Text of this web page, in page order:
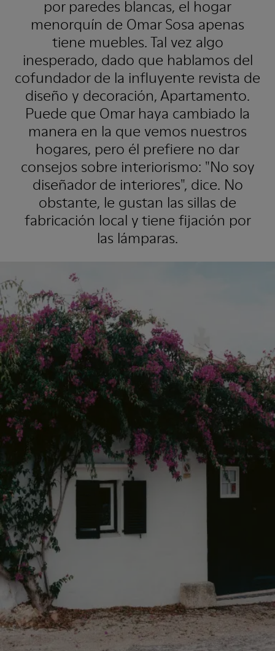
por paredes blancas, el hogar
menorquín de Omar Sosa apenas
tiene muebles. Tal vez algo
inesperado, dado que hablamos del
cofundador de la influyente revista de
diseño y decoración, Apartamento.
Puede que Omar haya cambiado la
manera en la que vemos nuestros
hogares, pero él prefiere no dar
consejos sobre interiorismo: "No soy
diseñador de interiores", dice. No
obstante, le gustan las sillas de
fabricación local y tiene fijación por
las lámparas.